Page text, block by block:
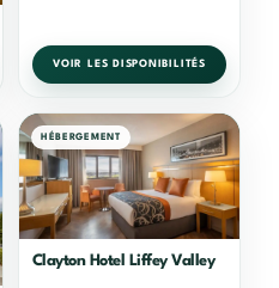
VOIR LES DISPONIBILITÉS
HÉBERGEMENT
Clayton Hotel Liffey Valley